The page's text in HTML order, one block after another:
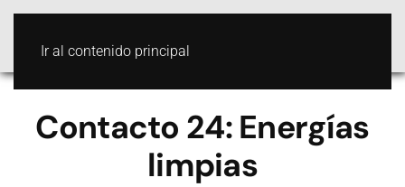
Ir al contenido principal
Contacto 24: Energías
limpias